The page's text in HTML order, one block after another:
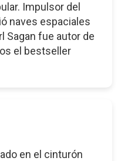
Impulsor del
naves espaciales
Sagan fue autor de
el bestseller
en el cinturón